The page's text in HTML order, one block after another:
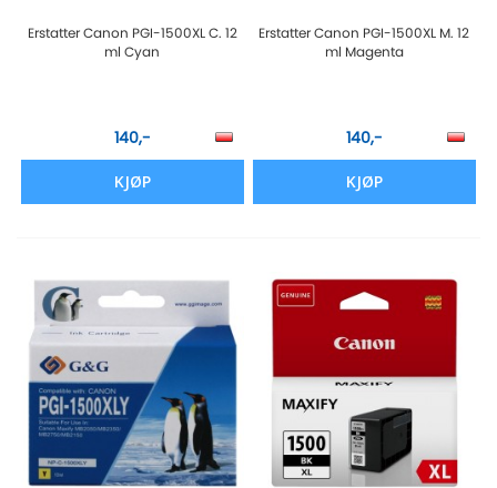
Erstatter Canon PGI-1500XL C. 12
ml Cyan
140,-
KJØP
Erstatter Canon PGI-1500XL M. 12
ml Magenta
140,-
KJØP